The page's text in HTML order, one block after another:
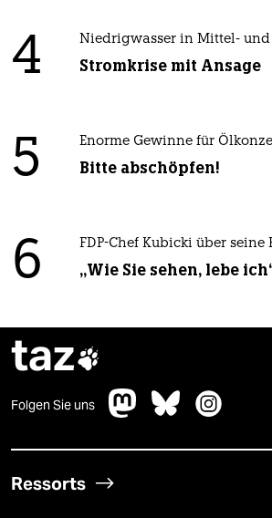
4 Niedrigwasser in Mittel- und
Stromkrise mit Ansage
5 Enorme Gewinne für
Bitte abschöpfen!
6 FDP-Chef Kubicki über seine
„Wie Sie sehen, lebe
taz
Folgen Sie uns
Ressorts